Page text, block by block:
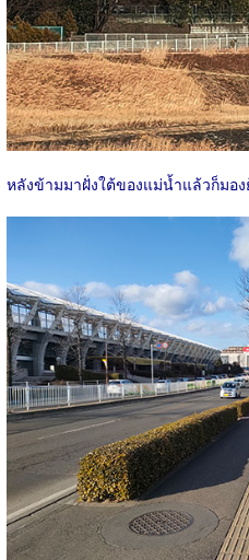
หลังข้ามมาฝั่งใต้ของแม่น้ำแล้วก็มอ